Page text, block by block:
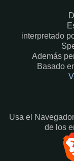
interpretado
Además
Basado
Usa el
de los